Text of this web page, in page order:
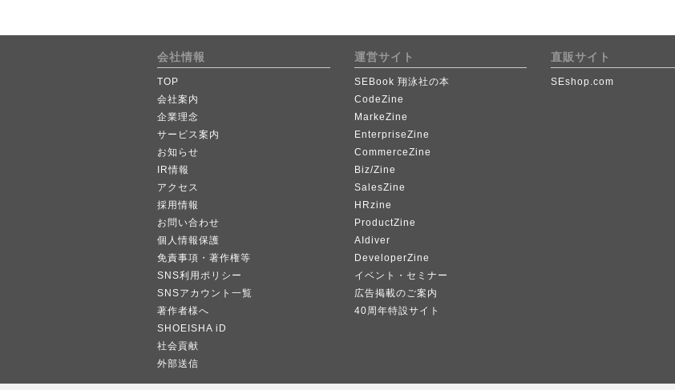
会社情報
TOP
会社案内
企業理念
サービス案内
お知らせ
IR情報
アクセス
採用情報
お問い合わせ
個人情報保護
免責事項・著作権等
SNS利用ポリシー
SNSアカウント一覧
著作者様へ
SHOEISHA iD
社会貢献
外部送信
運営サイト
SEBook 翔泳社の本
CodeZine
MarkeZine
EnterpriseZine
CommerceZine
Biz/Zine
SalesZine
HRzine
ProductZine
AIdiver
DeveloperZine
イベント・セミナー
広告掲載のご案内
40周年特設サイト
直販サイト
SEshop.com